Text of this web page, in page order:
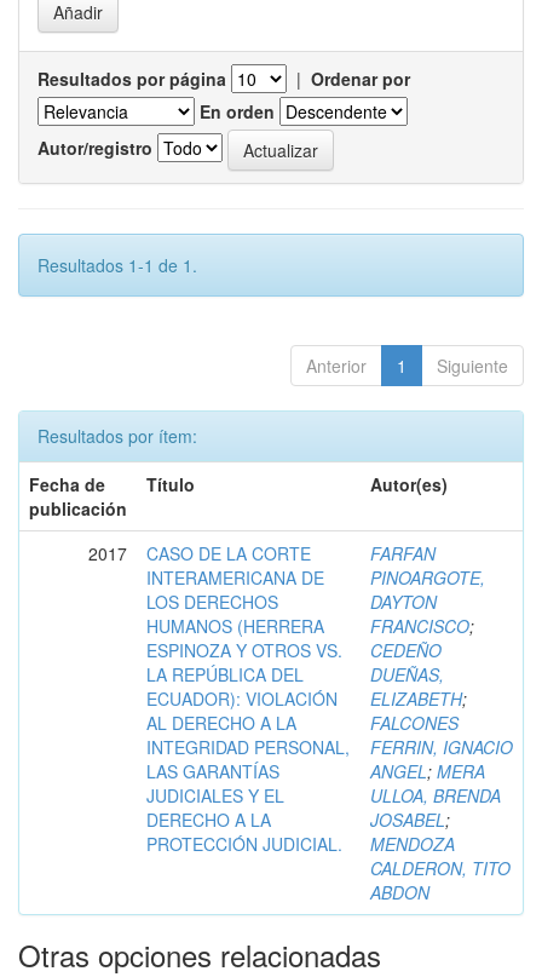
Resultados por página | Ordenar por
En orden
Autor/registro
Resultados 1-1 de 1.
Anterior 1 Siguiente
Resultados por ítem:
Fecha de
publicación
Título Autor(es)
2017
CASO DE LA CORTE
INTERAMERICANA DE
LOS DERECHOS
HUMANOS (HERRERA
ESPINOZA Y OTROS VS.
LA REPÚBLICA DEL
ECUADOR): VIOLACIÓN
AL DERECHO A LA
INTEGRIDAD PERSONAL,
LAS GARANTÍAS
JUDICIALES Y EL
DERECHO A LA
PROTECCIÓN JUDICIAL.
FARFAN
PINOARGOTE,
DAYTON
FRANCISCO;
CEDEÑO
DUEÑAS,
ELIZABETH;
FALCONES
FERRIN, IGNACIO
ANGEL; MERA
ULLOA, BRENDA
JOSABEL;
MENDOZA
CALDERON, TITO
ABDON
Otras opciones relacionadas